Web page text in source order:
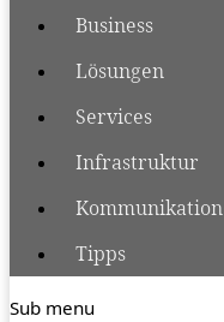
Business
Lösungen
Services
Infrastruktur
Kommunikation
Tipps
Sub menu